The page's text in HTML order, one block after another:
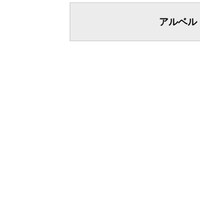
アルベル